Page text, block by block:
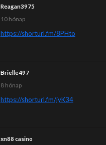
Reagan3975
10 hónap
https://shorturl.fm/8PHto
Brielle497
8 hónap
https://shorturl.fm/jyK34
xn88 casino